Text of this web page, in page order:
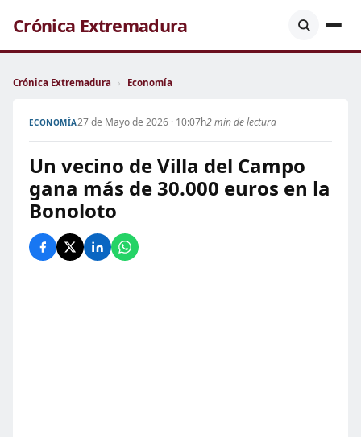
Crónica Extremadura
Crónica Extremadura › Economía
ECONOMÍA27 de Mayo de 2026 · 10:07h2 min de lectura
Un vecino de Villa del Campo
gana más de 30.000 euros en la
Bonoloto